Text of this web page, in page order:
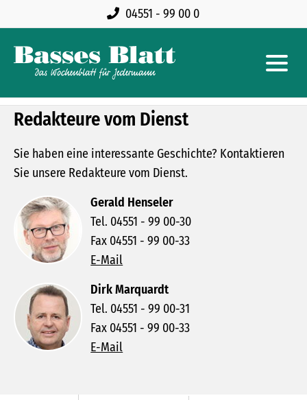
04551 - 99 00 0
Redakteure vom Dienst
Sie haben eine interessante Geschichte? Kontaktieren
Sie unsere Redakteure vom Dienst.
Gerald Henseler
Tel. 04551 - 99 00-30
Fax 04551 - 99 00-33
E-Mail
Dirk Marquardt
Tel. 04551 - 99 00-31
Fax 04551 - 99 00-33
E-Mail